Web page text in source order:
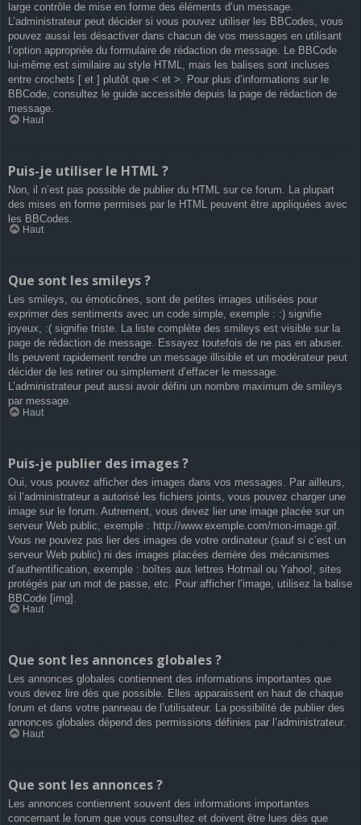
large contrôle de mise en forme des éléments d’un message.
L’administrateur peut décider si vous pouvez utiliser les BBCodes, vous
pouvez aussi les désactiver dans chacun de vos messages en utilisant
l’option appropriée du formulaire de rédaction de message. Le BBCode
lui-même est similaire au style HTML, mais les balises sont incluses
entre crochets [ et ] plutôt que < et >. Pour plus d’informations sur le
BBCode, consultez le guide accessible depuis la page de rédaction de
message.
Haut
Puis-je utiliser le HTML ?
Non, il n’est pas possible de publier du HTML sur ce forum. La plupart
des mises en forme permises par le HTML peuvent être appliquées avec
les BBCodes.
Haut
Que sont les smileys ?
Les smileys, ou émoticônes, sont de petites images utilisées pour
exprimer des sentiments avec un code simple, exemple : :) signifie
joyeux, :( signifie triste. La liste complète des smileys est visible sur la
page de rédaction de message. Essayez toutefois de ne pas en abuser.
Ils peuvent rapidement rendre un message illisible et un modérateur peut
décider de les retirer ou simplement d’effacer le message.
L’administrateur peut aussi avoir défini un nombre maximum de smileys
par message.
Haut
Puis-je publier des images ?
Oui, vous pouvez afficher des images dans vos messages. Par ailleurs,
si l’administrateur a autorisé les fichiers joints, vous pouvez charger une
image sur le forum. Autrement, vous devez lier une image placée sur un
serveur Web public, exemple : http://www.exemple.com/mon-image.gif.
Vous ne pouvez pas lier des images de votre ordinateur (sauf si c’est un
serveur Web public) ni des images placées derrière des mécanismes
d’authentification, exemple : boîtes aux lettres Hotmail ou Yahoo!, sites
protégés par un mot de passe, etc. Pour afficher l’image, utilisez la balise
BBCode [img].
Haut
Que sont les annonces globales ?
Les annonces globales contiennent des informations importantes que
vous devez lire dès que possible. Elles apparaissent en haut de chaque
forum et dans votre panneau de l’utilisateur. La possibilité de publier des
annonces globales dépend des permissions définies par l’administrateur.
Haut
Que sont les annonces ?
Les annonces contiennent souvent des informations importantes
concernant le forum que vous consultez et doivent être lues dès que